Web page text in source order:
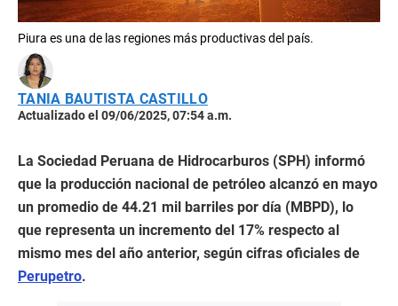
Piura es una de las regiones más productivas del país.
TANIA BAUTISTA CASTILLO
Actualizado el 09/06/2025, 07:54 a.m.
La Sociedad Peruana de Hidrocarburos (SPH) informó
que la producción nacional de petróleo alcanzó en mayo
un promedio de 44.21 mil barriles por día (MBPD), lo
que representa un incremento del 17% respecto al
mismo mes del año anterior, según cifras oficiales de
Perupetro.